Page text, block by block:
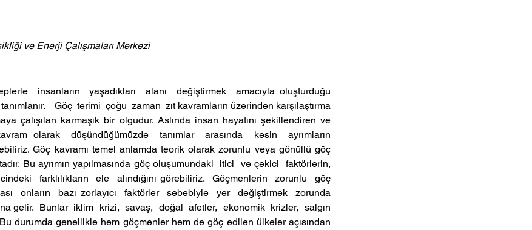
ve Enerji Çalışmaları Merkezi
insanların  yaşadıkları  alanı  değiştirmek  amacıyla oluşturduğu
Göç  terimi  çoğu  zaman  zıt kavramların üzerinden karşılaştırma
çalışılan karmaşık bir olgudur. Aslında insan hayatını şekillendiren ve
olarak  düşündüğümüzde  tanımlar  arasında  kesin  ayrımların
Göç kavramı temel anlamda teorik olarak zorunlu veya gönüllü göç
Bu ayrımın yapılmasında göç oluşumundaki  itici  ve çekici  faktörlerin,
farklılıkların  ele  alındığını görebiliriz.  Göçmenlerin  zorunlu  göç
onların  bazı zorlayıcı  faktörler  sebebiyle  yer  değiştirmek  zorunda
gelir.  Bunlar  iklim  krizi,  savaş,  doğal  afetler,  ekonomik  krizler,  salgın
durumda genellikle hem göçmenler hem de göç edilen ülkeler açısından